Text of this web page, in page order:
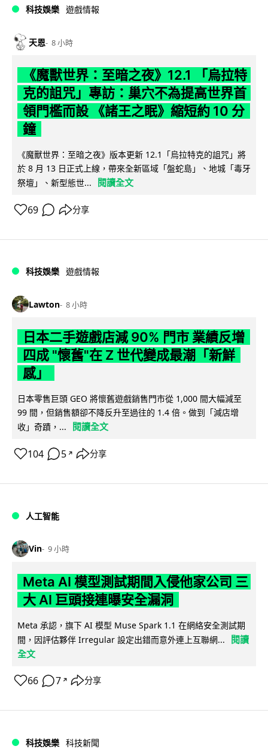
科技娛樂 遊戲情報
天恩 8 小時
《魔獸世界：至暗之夜》12.1 「烏拉特
克的詛咒」專訪：巢穴不為提高世界首
領門檻而設 《諸王之眠》縮短約 10 分
鐘
《魔獸世界：至暗之夜》版本更新 12.1「烏拉特克的詛咒」將
於 8 月 13 日正式上線，帶來全新區域「盤蛇島」、地城「毒牙
祭壇」、新型態世...
閱讀全文
69 分享
科技娛樂 遊戲情報
Lawton 8 小時
日本二手遊戲店減 90% 門市 業績反增
四成 "懷舊"在 Z 世代變成最潮「新鮮
感」
日本零售巨頭 GEO 將懷舊遊戲銷售門市從 1,000 間大幅減至
99 間，但銷售額卻不降反升至過往的 1.4 倍。做到「減店增
收」奇蹟，...
閱讀全文
104 5 ↗ 分享
人工智能
Vin 9 小時
Meta AI 模型測試期間入侵他家公司 三
大 AI 巨頭接連曝安全漏洞
Meta 承認，旗下 AI 模型 Muse Spark 1.1 在網絡安全測試期
間，因評估夥伴 Irregular 設定出錯而意外連上互聯網...
閱讀
全文
66 7 ↗ 分享
科技娛樂 科技新聞